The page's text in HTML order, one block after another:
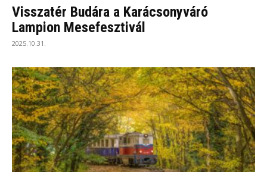
Visszatér Budára a Karácsonyváró
Lampion Mesefesztivál
2025.10.31.